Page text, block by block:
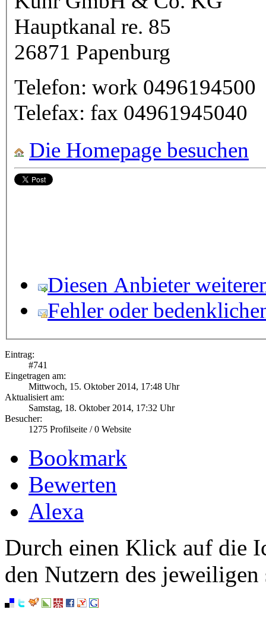
Hauptkanal re. 85
26871 Papenburg
Telefon: work 0496194500
Telefax: fax 04961945040
Die Homepage besuchen
Diesen Anbieter
Fehler oder
Eintrag:
#741
Eingetragen am:
Mittwoch, 15. Oktober 2014, 17:48 Uhr
Aktualisiert am:
Samstag, 18. Oktober 2014, 17:32 Uhr
Besucher:
1275 Profilseite /0 Website
Bookmark
Bewerten
Alexa
Durch einen Klick auf die
den Nutzern des